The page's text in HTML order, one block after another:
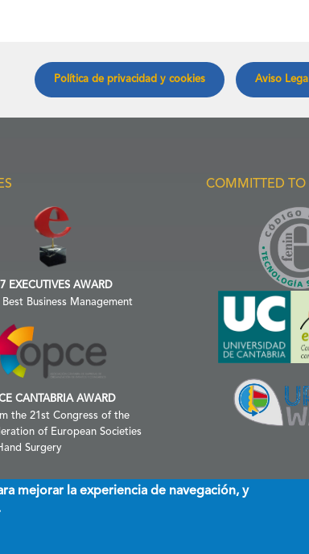
Política de privacidad y cookies Aviso Legal
EXECUTIVES AWARD
Best Business Management
CANTABRIA AWARD
the 21st Congress of the
of European Societies
Surgery
COMMITTED TO
mejorar la experiencia de navegación, y